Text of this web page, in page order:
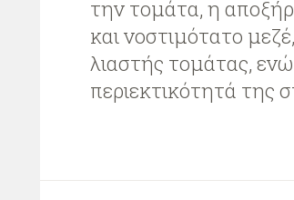
την τομάτα, η
και νοστιμότατο
λιαστής τομάτας,
περιεκτικότητά της